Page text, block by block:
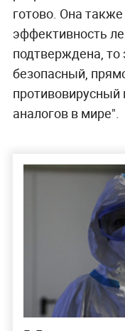
готово. Она
эффективность
подтверждена, то
безопасный,
аналогов в мире".